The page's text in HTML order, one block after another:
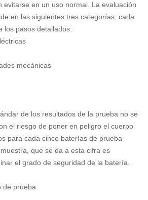
evitarse en un uso normal. La evaluación
en las siguientes tres categorías, cada
los pasos detallados:
mecánicas
de los resultados de la prueba no se
el riesgo de poner en peligro el cuerpo
para cada cinco baterías de prueba
que se da a esta cifra es
el grado de seguridad de la batería.
de prueba